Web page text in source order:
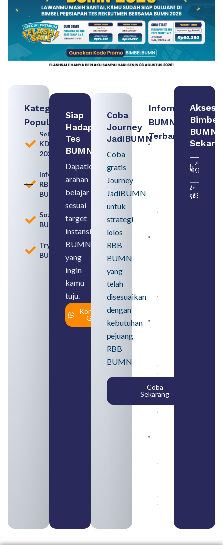
Kategori
Populer
Seleksi
KDKMP
2026
Informasi
RBB
BUMN
Soal
BUMN
Tryout
BUMN
Siap
Hadapi
Tes
BUMN
Dapatkan
arahan
belajar
sesuai
target
instansi
BUMN
yang
ingin
kamu
tuju.
Konsultasi
Gratis
Coba
Journey
JadiBUMN
Coba
gratis
Journey
JadiBUMN
untuk
strategi
lolos
RBB
BUMN
yang
telah
disesuaikan
dengan
kebutuhan
pejuang
RBB
BUMN
Coba
Sekarang
Informasi
BUMN
Terbaru:
Persiapan
Seleksi
Rekrutmen
Memahami
August 8,
2026
August 6,
2026
SMA
Syarat,
Posisi,
dan
Cara
Daftar
August 5,
2026
yang
August 4,
2026
Akses
Bimbel
BUMN